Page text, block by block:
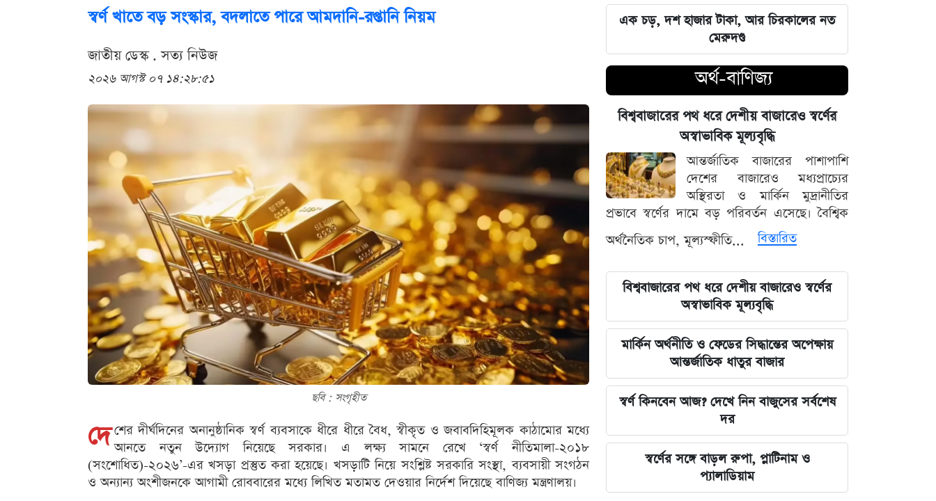
স্বর্ণ খাতে বড় সংস্কার, বদলাতে পারে আমদানি-রপ্তানি নিয়ম
জাতীয় ডেস্ক . সত্য নিউজ
২০২৬ আগস্ট ০৭ ১৪:২৮:৫১
ছবি : সংগৃহীত
দে শের দীর্ঘদিনের অনানুষ্ঠানিক স্বর্ণ ব্যবসাকে ধীরে ধীরে বৈধ, স্বীকৃত ও জবাবদিহিমূলক কাঠামোর মধ্যে
আনতে নতুন উদ্যোগ নিয়েছে সরকার। এ লক্ষ্য সামনে রেখে ‘স্বর্ণ নীতিমালা-২০১৮
(সংশোধিত)-২০২৬’-এর খসড়া প্রস্তুত করা হয়েছে। খসড়াটি নিয়ে সংশ্লিষ্ট সরকারি সংস্থা, ব্যবসায়ী সংগঠন
ও অন্যান্য অংশীজনকে আগামী রোববারের মধ্যে লিখিত মতামত দেওয়ার নির্দেশ দিয়েছে বাণিজ্য মন্ত্রণালয়।
নদীদূষণ দূর করতে না পারলে ভবিষ্যৎ
প্রজন্মের কাছে জবাব দিতে হবে: প্রধানমন্ত্রী
তারেক রহমান
ফ্যাসিবাদবিরোধী সব শক্তির জাতীয় ঐক্য
বজায় রাখা এখন সময়ের দাবি: মাহদী
আমিন
ইতিহাসের মালিকানা কারও একার নয়, ৫
আগস্টের বিজয় সাধারণ মানুষের: সাইদুর
রহমান লিটল
দেবিদ্বার ম্যানেজিং কমিটির সভাপতি
নির্বাচিত মিজানুর রহমান মাস্টার
জুলাইয়ের চেতনাকে হৃদয়ে ধারণ করতে
হবে, যেন তা হারিয়ে না যায়: ভারপ্রাপ্ত
রাষ্ট্রপতি
ভারত সরকারের আলটিমেটামের মুখে
নতিস্বীকার, ভুল স্বীকার করল মেটা
লঙ্কা প্রিমিয়ার লিগে ভারতীয় কিংবদন্তির
আগমন, মালিকানায় বড় চমক
জুলাই কার-এ নিয়ে বিভাজন করলে অর্জন
হারিয়ে যাবে: স্বরাষ্ট্রমন্ত্রী
এক চড়, দশ হাজার টাকা, আর চিরকালের নত
মেরুদণ্ড
অর্থ-বাণিজ্য
বিশ্ববাজারের পথ ধরে দেশীয় বাজারেও স্বর্ণের
অস্বাভাবিক মূল্যবৃদ্ধি
আন্তর্জাতিক বাজারের পাশাপাশি
দেশের বাজারেও মধ্যপ্রাচ্যের
অস্থিরতা ও মার্কিন মুদ্রানীতির
প্রভাবে স্বর্ণের দামে বড় পরিবর্তন এসেছে। বৈশ্বিক
অর্থনৈতিক চাপ, মূল্যস্ফীতি...
বিস্তারিত
বিশ্ববাজারের পথ ধরে দেশীয় বাজারেও স্বর্ণের
অস্বাভাবিক মূল্যবৃদ্ধি
মার্কিন অর্থনীতি ও ফেডের সিদ্ধান্তের অপেক্ষায়
আন্তর্জাতিক ধাতুর বাজার
স্বর্ণ কিনবেন আজ? দেখে নিন বাজুসের সর্বশেষ
দর
স্বর্ণের সঙ্গে বাড়ল রুপা, প্লাটিনাম ও
প্যালাডিয়াম